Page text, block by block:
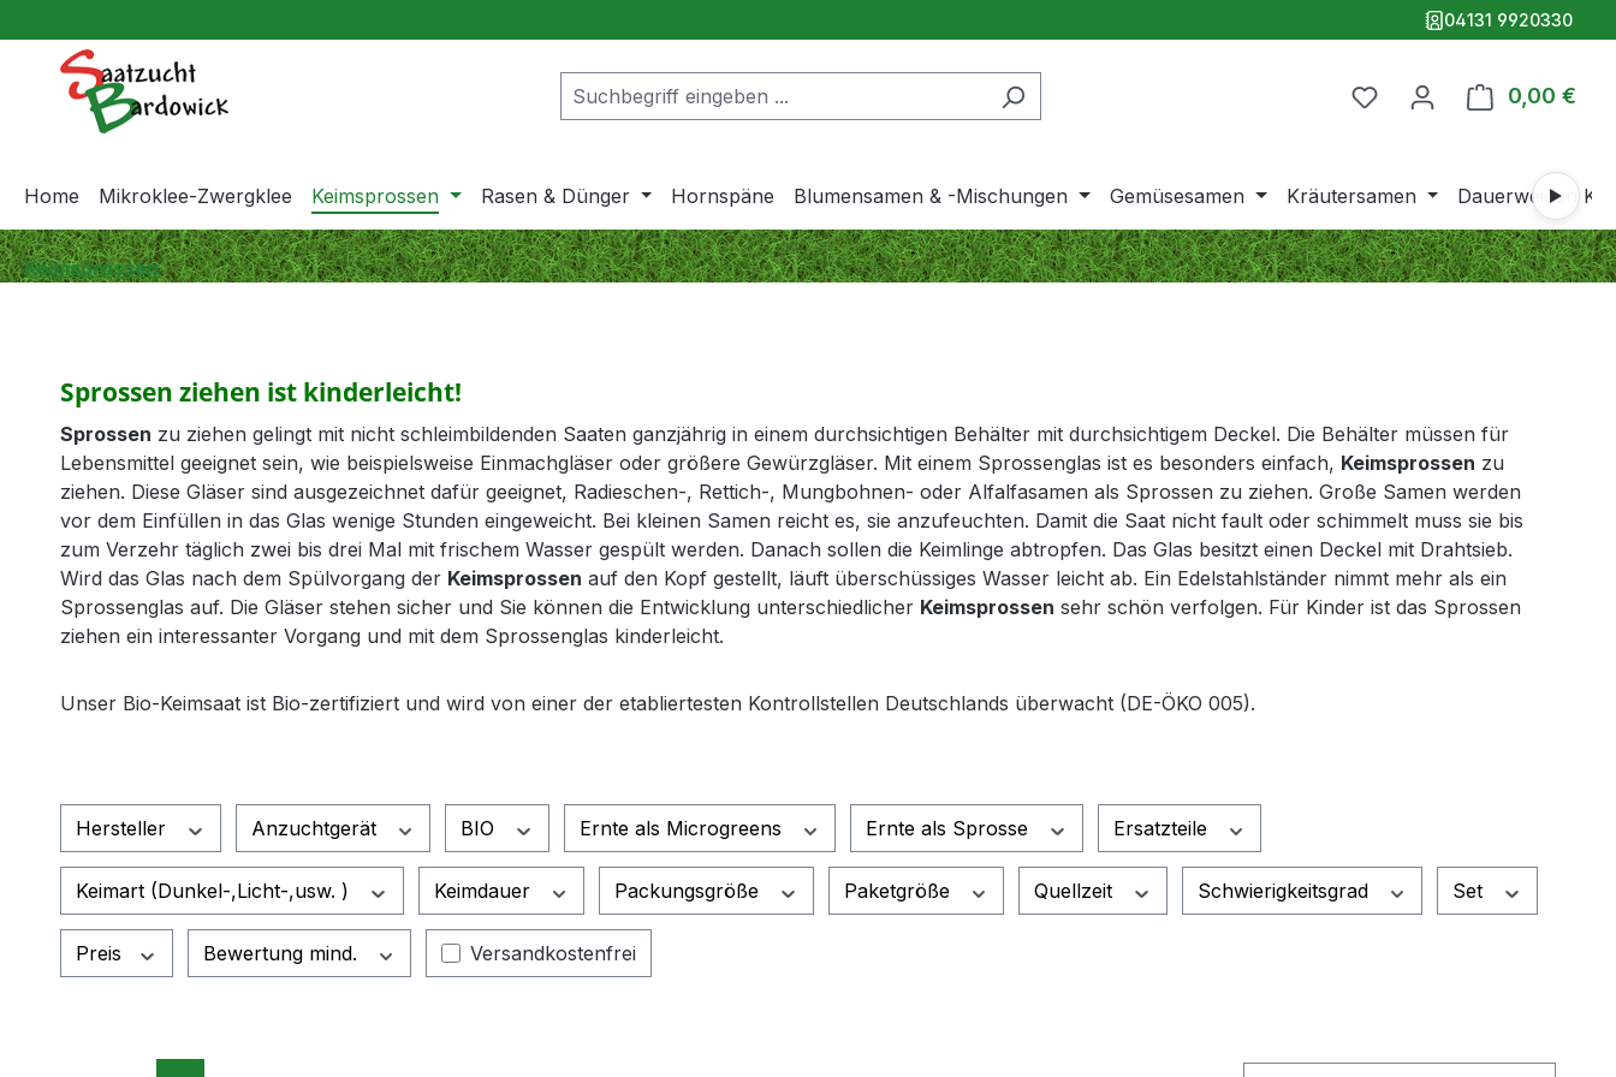
04131 9920330
Du hast 0 Produkte auf
0,00 €
Home Mikroklee-Zwergklee Keimsprossen Rasen & Dünger Hornspäne Blumensamen & -Mischungen Gemüsesamen Kräutersamen Dauerweiden
Keimsprossen
Sprossen ziehen ist kinderleicht!
Sprossen zu ziehen gelingt mit nicht schleimbildenden Saaten ganzjährig in einem durchsichtigen Behälter mit durchsichtigem Deckel. Die Behälter müssen für
Lebensmittel geeignet sein, wie beispielsweise Einmachgläser oder größere Gewürzgläser. Mit einem Sprossenglas ist es besonders einfach, Keimsprossen zu
ziehen. Diese Gläser sind ausgezeichnet dafür geeignet, Radieschen-, Rettich-, Mungbohnen- oder Alfalfasamen als Sprossen zu ziehen. Große Samen werden
vor dem Einfüllen in das Glas wenige Stunden eingeweicht. Bei kleinen Samen reicht es, sie anzufeuchten. Damit die Saat nicht fault oder schimmelt muss sie bis
zum Verzehr täglich zwei bis drei Mal mit frischem Wasser gespült werden. Danach sollen die Keimlinge abtropfen. Das Glas besitzt einen Deckel mit Drahtsieb.
Wird das Glas nach dem Spülvorgang der Keimsprossen auf den Kopf gestellt, läuft überschüssiges Wasser leicht ab. Ein Edelstahlständer nimmt mehr als ein
Sprossenglas auf. Die Gläser stehen sicher und Sie können die Entwicklung unterschiedlicher Keimsprossen sehr schön verfolgen. Für Kinder ist das Sprossen
ziehen ein interessanter Vorgang und mit dem Sprossenglas kinderleicht.
Unser Bio-Keimsaat ist Bio-zertifiziert und wird von einer der etabliertesten Kontrollstellen Deutschlands überwacht (DE-ÖKO 005).
Hersteller Anzuchtgerät BIO Ernte als Microgreens Ernte als Sprosse Ersatzteile
Keimart (Dunkel-,Licht-,usw. ) Keimdauer Packungsgröße Paketgröße Quellzeit Schwierigkeitsgrad Set
Preis Bewertung mind. Filter hinzufügen: Versandkostenfrei
Versandkostenfrei